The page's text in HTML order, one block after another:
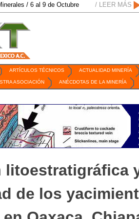
al 9 de Octubre de 2026 / San Luis Potosí, SLP
/ LEER MÁS
ARTÍCULOS TÉCNICOS ACTUALIDAD MINERÍA
ASOCIACIÓN ANÉCDOTAS DE LA MINERÍA
litoestratigráfica
de los